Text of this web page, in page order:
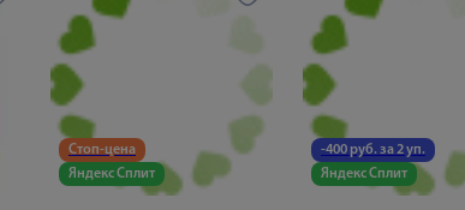
Стоп-цена
Яндекс Сплит
-400 руб. за 2 уп.
Яндекс Сплит